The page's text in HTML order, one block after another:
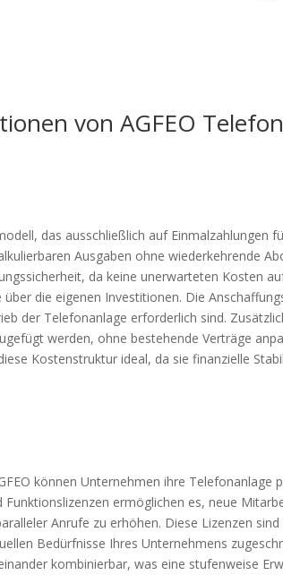
von AGFEO
das ausschließlich auf Einmalzahlungen
Ausgaben ohne wiederkehrende
da keine unerwarteten Kosten
die eigenen Investitionen. Die
der Telefonanlage erforderlich sind.
werden, ohne bestehende Verträge
Kostenstruktur ideal, da sie finanzielle
können Unternehmen ihre Telefonanlage
ermöglichen es, neue
Anrufe zu erhöhen. Diese Lizenzen
Bedürfnisse Ihres Unternehmens
kombinierbar, was eine stufenweise